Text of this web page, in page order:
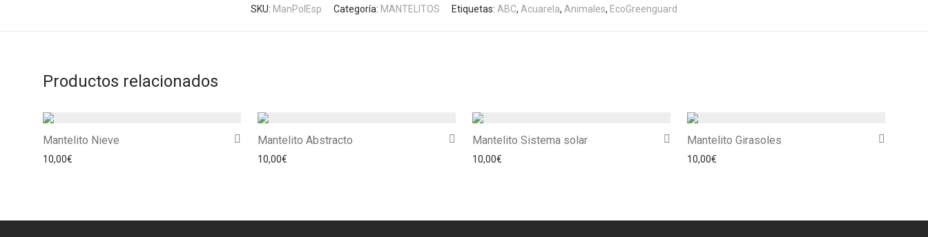
SKU: ManPolEsp Categoría: MANTELITOS Etiquetas: ABC, Acuarela, Animales, EcoGreenguard
Productos relacionados
Mantelito Nieve
10,00€
Mantelito Abstracto
10,00€
Mantelito Sistema solar
10,00€
Mantelito Girasoles
10,00€